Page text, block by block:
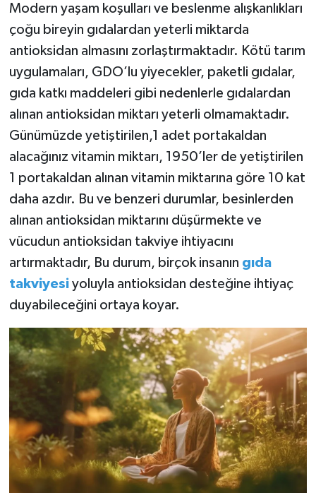
Modern yaşam koşulları ve beslenme alışkanlıkları
çoğu bireyin gıdalardan yeterli miktarda
antioksidan almasını zorlaştırmaktadır. Kötü tarım
uygulamaları, GDO’lu yiyecekler, paketli gıdalar,
gıda katkı maddeleri gibi nedenlerle gıdalardan
alınan antioksidan miktarı yeterli olmamaktadır.
Günümüzde yetiştirilen,1 adet portakaldan
alacağınız vitamin miktarı, 1950’ler de yetiştirilen
1 portakaldan alınan vitamin miktarına göre 10 kat
daha azdır. Bu ve benzeri durumlar, besinlerden
alınan antioksidan miktarını düşürmekte ve
vücudun antioksidan takviye ihtiyacını
artırmaktadır, Bu durum, birçok insanın gıda
takviyesiyoluyla antioksidan desteğine ihtiyaç
duyabileceğini ortaya koyar.